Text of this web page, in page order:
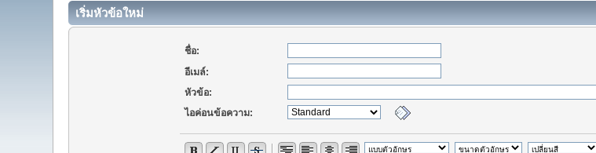
เริ่มหัวข้อใหม่
ชื่อ:
อีเมล์:
หัวข้อ:
ไอค่อนข้อความ: